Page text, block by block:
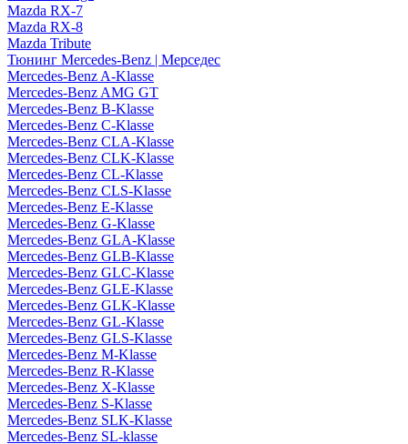
Mazda RX-7
Mazda RX-8
Mazda Tribute
Тюнинг Mercedes-Benz | Мерседес
Mercedes-Benz A-Klasse
Mercedes-Benz AMG GT
Mercedes-Benz B-Klasse
Mercedes-Benz C-Klasse
Mercedes-Benz CLA-Klasse
Mercedes-Benz CLK-Klasse
Mercedes-Benz CL-Klasse
Mercedes-Benz CLS-Klasse
Mercedes-Benz E-Klasse
Mercedes-Benz G-Klasse
Mercedes-Benz GLA-Klasse
Mercedes-Benz GLB-Klasse
Mercedes-Benz GLC-Klasse
Mercedes-Benz GLE-Klasse
Mercedes-Benz GLK-Klasse
Mercedes-Benz GL-Klasse
Mercedes-Benz GLS-Klasse
Mercedes-Benz M-Klasse
Mercedes-Benz R-Klasse
Mercedes-Benz X-Klasse
Mercedes-Benz S-Klasse
Mercedes-Benz SLK-Klasse
Mercedes-Benz SL-klasse